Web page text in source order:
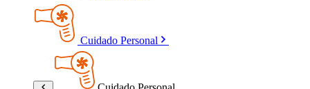
Cuidado Personal